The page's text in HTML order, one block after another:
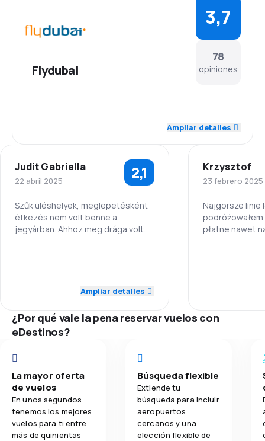
Flydubai
78
opiniones
3,7
Red de conexiones 4,0
Precio del billete 3,5
Comodidad de viaje 3,5
Ampliar detalles
Judit Gabriella
22 abril 2025 2,1
Szűk üléshelyek, meglepetésként
étkezés nem volt benne a
jegyárban. Ahhoz meg drága volt.
3,0
Red de conexiones 3,0
Comodidad de viaje 1,0
Transporte de equipaje 3,0
Comidas 1,0
Ampliar detalles
Krzysztof
23 febrero 2025
Najgorsze linie
płatne nawet
Red de
Comodidad
Transporte
¿Por qué vale la pena reservar vuelos con
eDestinos?
La mayor oferta
de vuelos
En unos segundos
tenemos los mejores
vuelos para ti entre
más de quinientas
Búsqueda flexible
Extiende tu
búsqueda para incluir
aeropuertos
cercanos y una
elección flexible de